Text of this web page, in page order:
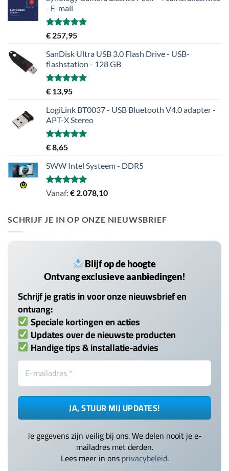
- E-mail
Gewaardeerd
uit 5
€ 257,95
SanDisk Ultra USB 3.0 Flash Drive - USB-
flashstation - 128 GB
Gewaardeerd
uit 5
€ 13,95
LogiLink BT0037 - USB Bluetooth V4.0 adapter -
APT-X Stereo
Gewaardeerd
5.00
€8,65
SWW Intel Systeem - DDR5
Gewaardeerd
Vanaf: € 2.078,10
SCHRIJF JE IN OP ONZE NIEUWSBRIEF
Blijf op de hoogte
Ontvang exclusieve aanbiedingen!
Schrijf je gratis in voor onze nieuwsbrief en
ontvang:
Speciale kortingen en acties
Updates over de nieuwste producten
Handige tips & installatie-advies
Je gegevens zijn veilig bij ons. We delen nooit je e-
mailadres met derden.
Lees meer in onsprivacybeleid.